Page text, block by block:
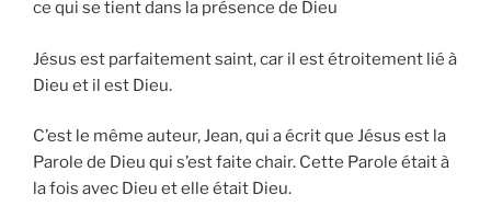
ce qui se tient dans la présence de Dieu
Jésus est parfaitement saint, car il est étroitement lié à
Dieu et il est Dieu.
C’est le même auteur, Jean, qui a écrit que Jésus est la
Parole de Dieu qui s’est faite chair. Cette Parole était à
la fois avec Dieu et elle était Dieu.